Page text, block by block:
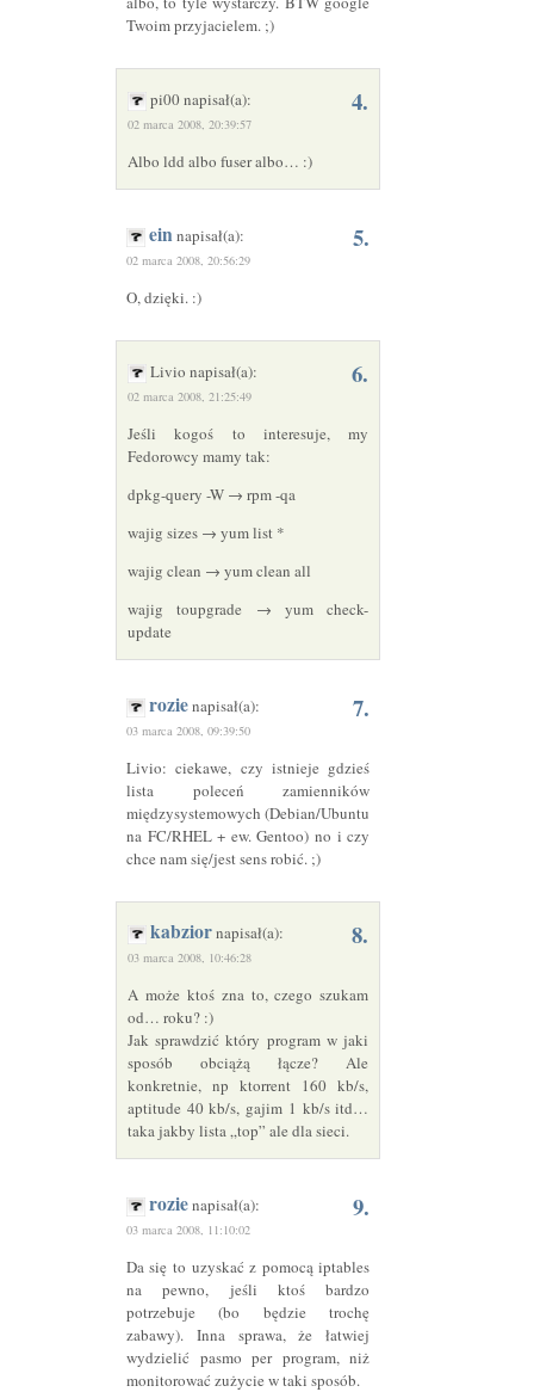
Twoim przyjacielem. ;)
4.
pi00 napisał(a):
02 marca 2008, 20:39:57
Albo ldd albo fuser albo… :)
5.
einnapisał(a):
02 marca 2008, 20:56:29
O, dzięki. :)
6.
Livio napisał(a):
02 marca 2008, 21:25:49
Jeśli kogoś to interesuje, my
Fedorowcy mamy tak:
dpkg-query -W → rpm -qa
wajig sizes → yum list *
wajig clean → yum clean all
wajig toupgrade → yum check-
update
7.
rozienapisał(a):
03 marca 2008, 09:39:50
Livio: ciekawe, czy istnieje gdzieś
lista poleceń zamienników
międzysystemowych (Debian/Ubuntu
na FC/RHEL+ ew. Gentoo) no i czy
chce nam się/jest sens robić. ;)
8.
kabziornapisał(a):
03 marca 2008, 10:46:28
A może ktoś zna to, czego szukam
od… roku? :)
Jak sprawdzić który program w jaki
sposób obciążą łącze? Ale
konkretnie, np ktorrent 160 kb/s,
aptitude 40 kb/s, gajim 1 kb/s itd…
taka jakby lista „top” ale dla sieci.
9.
rozienapisał(a):
03 marca 2008, 11:10:02
Da się to uzyskać z pomocą iptables
na pewno, jeśli ktoś bardzo
potrzebuje (bo będzie trochę
zabawy). Inna sprawa, że łatwiej
wydzielić pasmo per program, niż
monitorować zużycie w taki sposób.